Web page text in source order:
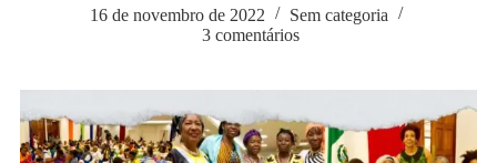
16 de novembro de 2022
Sem categoria
3 comentários